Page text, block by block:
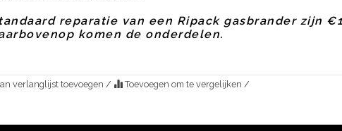
reparatie van een Ripack gasbrander zijn
komen de onderdelen.
verlanglijst toevoegen / Toevoegen om te vergelijken /